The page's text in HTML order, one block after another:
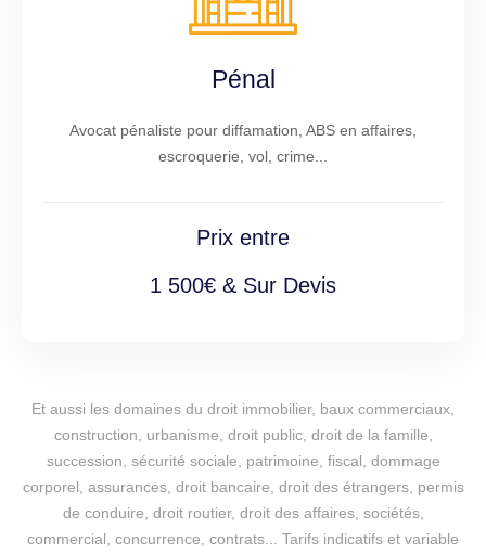
Pénal
Avocat pénaliste pour diffamation, ABS en affaires,
escroquerie, vol, crime...
Prix entre
1 500€ & Sur Devis
Et aussi les domaines du droit immobilier, baux commerciaux,
construction, urbanisme, droit public, droit de la famille,
succession, sécurité sociale, patrimoine, fiscal, dommage
corporel, assurances, droit bancaire, droit des étrangers, permis
de conduire, droit routier, droit des affaires, sociétés,
commercial, concurrence, contrats... Tarifs indicatifs et variable